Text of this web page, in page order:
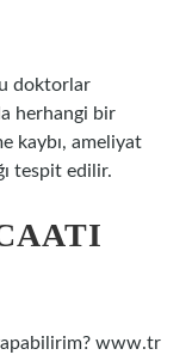
doktorlar
herhangi bir
kaybı, ameliyat
tespit edilir.
www.tr